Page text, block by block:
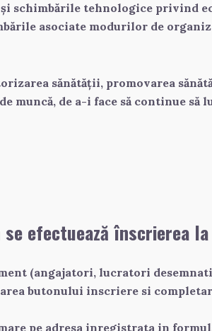
schimbările tehnologice privind
asociate modurilor de
sănătății, promovarea
muncă, de a-i face să continue să
se efectuează înscrierea
(angajatori, lucratori
butonului inscriere si
pe adresa inregistrata in